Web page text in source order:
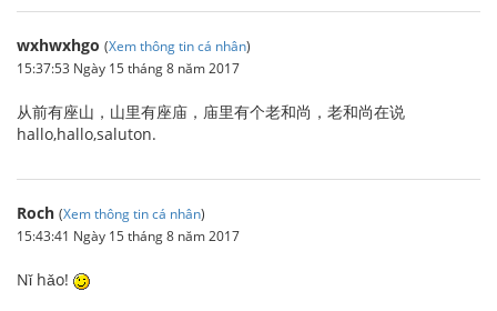
wxhwxhgo (Xem thông tin cá nhân)
15:37:53 Ngày 15 tháng 8 năm 2017
从前有座山，山里有座庙，庙里有个老和尚，老和尚在说
hallo,hallo,saluton.
Roch (Xem thông tin cá nhân)
15:43:41 Ngày 15 tháng 8 năm 2017
Nǐ hǎo!